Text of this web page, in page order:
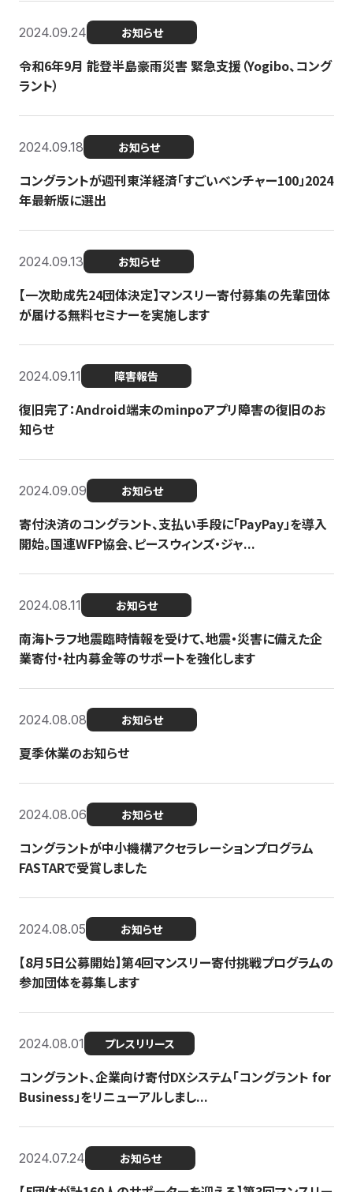
2024.09.24 お知らせ
令和6年9月 能登半島豪雨災害 緊急支援（Yogibo、コング
ラント）
2024.09.18 お知らせ
コングラントが週刊東洋経済「すごいベンチャー100」2024
年最新版に選出
2024.09.13 お知らせ
【一次助成先24団体決定】マンスリー寄付募集の先輩団体
が届ける無料セミナーを実施します
2024.09.11 障害報告
復旧完了：Android端末のminpoアプリ障害の復旧のお
知らせ
2024.09.09 お知らせ
寄付決済のコングラント、支払い手段に「PayPay」を導入
開始。国連WFP協会、ピースウィンズ・ジャ...
2024.08.11 お知らせ
南海トラフ地震臨時情報を受けて、地震・災害に備えた企
業寄付・社内募金等のサポートを強化します
2024.08.08 お知らせ
夏季休業のお知らせ
2024.08.06 お知らせ
コングラントが中小機構アクセラレーションプログラム
FASTARで受賞しました
2024.08.05 お知らせ
【8月5日公募開始】第4回マンスリー寄付挑戦プログラムの
参加団体を募集します
2024.08.01 プレスリリース
コングラント、企業向け寄付DXシステム「コングラント for
Business」をリニューアルしまし...
2024.07.24 お知らせ